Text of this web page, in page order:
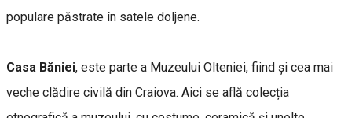
populare păstrate în satele doljene.
Casa Băniei, este parte a Muzeului Olteniei, fiind și cea mai
veche clădire civilă din Craiova. Aici se află colecția